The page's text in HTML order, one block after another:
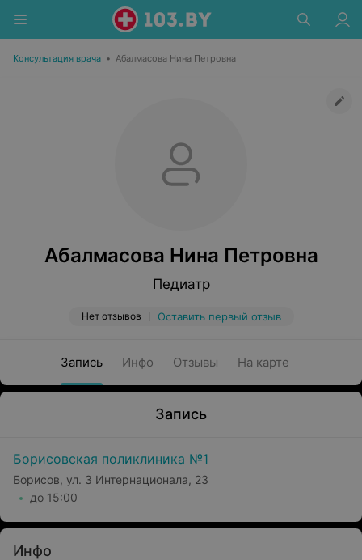
Консультация врача • Абалмасова Нина Петровна
Абалмасова Нина Петровна
Педиатр
Нет отзывов Оставить первый отзыв
Запись Инфо Отзывы На карте
Запись
Борисовская поликлиника №1
Борисов, ул. 3 Интернационала, 23
до 15:00
Инфо